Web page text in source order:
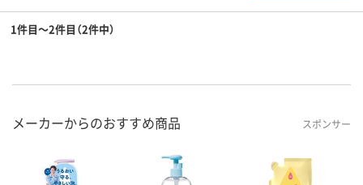
1件目～2件目（2件中）
メーカーからのおすすめ商品 スポンサー